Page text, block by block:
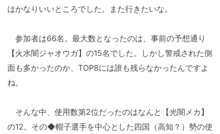
はかなりいいところでした。また行きたいな。
参加者は66名。最大数となったのは、事前の予想通り
【火水闇ジャオウガ】の15名でした。しかし警戒された側
面も多かったのか、TOP8には誰も残らなかったんですよ
ね。
そんな中、使用数第2位だったのはなんと【光闇メカ】
の12。その◆帽子選手を中心とした四国（高知？）勢の使